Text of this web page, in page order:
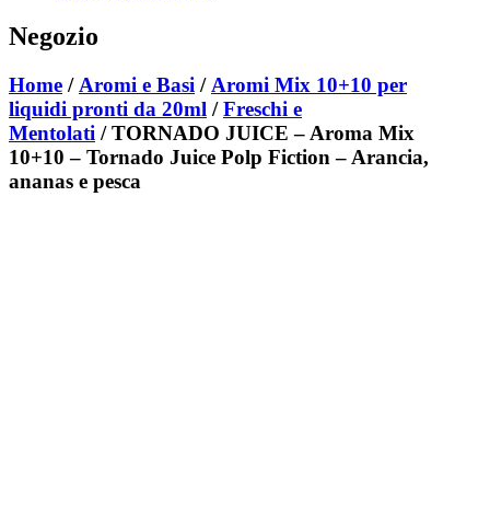
Negozio
Home / Aromi e Basi / Aromi Mix 10+10 per
liquidi pronti da 20ml /Freschi e
Mentolati / TORNADO JUICE – Aroma Mix
10+10 – Tornado Juice Polp Fiction – Arancia,
ananas e pesca